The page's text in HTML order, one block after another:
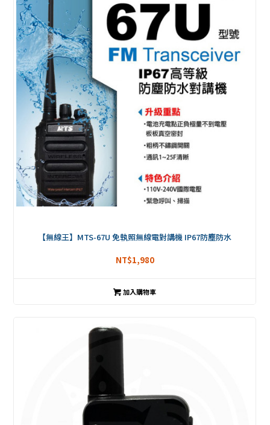
【無線王】MTS-67U 免執照無線電對講機 IP67防塵防水
NT$1,980
加入購物車